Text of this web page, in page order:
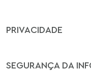
PRIVACIDADE
SEGURANÇA DA